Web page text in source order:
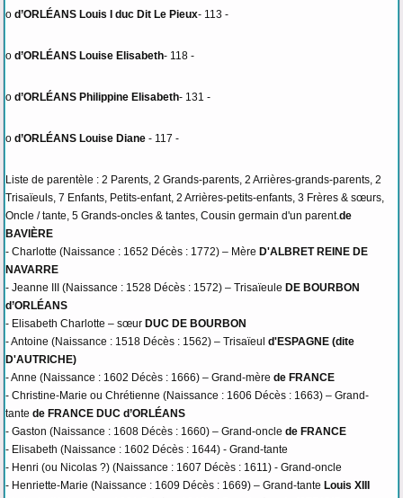
o d’ORLÉANS Louis I duc Dit Le Pieux- 113 -
o d’ORLÉANS Louise Elisabeth- 118 -
o d’ORLÉANS Philippine Elisabeth- 131 -
o d’ORLÉANS Louise Diane - 117 -
Liste de parentèle : 2 Parents, 2 Grands-parents, 2 Arrières-grands-parents, 2
Trisaïeuls, 7 Enfants, Petits-enfant, 2 Arrières-petits-enfants, 3 Frères & sœurs,
Oncle / tante, 5 Grands-oncles & tantes, Cousin germain d'un parent.de
BAVIÈRE
- Charlotte (Naissance : 1652 Décès : 1772) – Mère D'ALBRET REINE DE
NAVARRE
- Jeanne III (Naissance : 1528 Décès : 1572) – Trisaïeule DE BOURBON
d’ORLÉANS
- Elisabeth Charlotte – sœur DUC DE BOURBON
- Antoine (Naissance : 1518 Décès : 1562) – Trisaïeul d'ESPAGNE (dite
D'AUTRICHE)
- Anne (Naissance : 1602 Décès : 1666) – Grand-mère de FRANCE
- Christine-Marie ou Chrétienne (Naissance : 1606 Décès : 1663) – Grand-
tante de FRANCE DUC d’ORLÉANS
- Gaston (Naissance : 1608 Décès : 1660) – Grand-oncle de FRANCE
- Elisabeth (Naissance : 1602 Décès : 1644) - Grand-tante
- Henri (ou Nicolas ?) (Naissance : 1607 Décès : 1611) - Grand-oncle
- Henriette-Marie (Naissance : 1609 Décès : 1669) – Grand-tante Louis XIII